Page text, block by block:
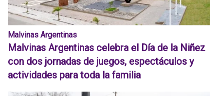
Malvinas Argentinas
Malvinas Argentinas celebra el Día de la Niñez
con dos jornadas de juegos, espectáculos y
actividades para toda la familia